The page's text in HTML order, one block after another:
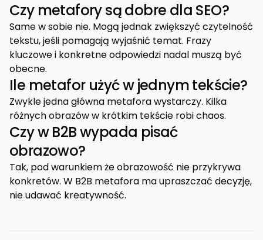
Czy metafory są dobre dla SEO?
Same w sobie nie. Mogą jednak zwiększyć czytelność
tekstu, jeśli pomagają wyjaśnić temat. Frazy
kluczowe i konkretne odpowiedzi nadal muszą być
obecne.
Ile metafor użyć w jednym tekście?
Zwykle jedna główna metafora wystarczy. Kilka
różnych obrazów w krótkim tekście robi chaos.
Czy w B2B wypada pisać
obrazowo?
Tak, pod warunkiem że obrazowość nie przykrywa
konkretów. W B2B metafora ma upraszczać decyzję,
nie udawać kreatywność.